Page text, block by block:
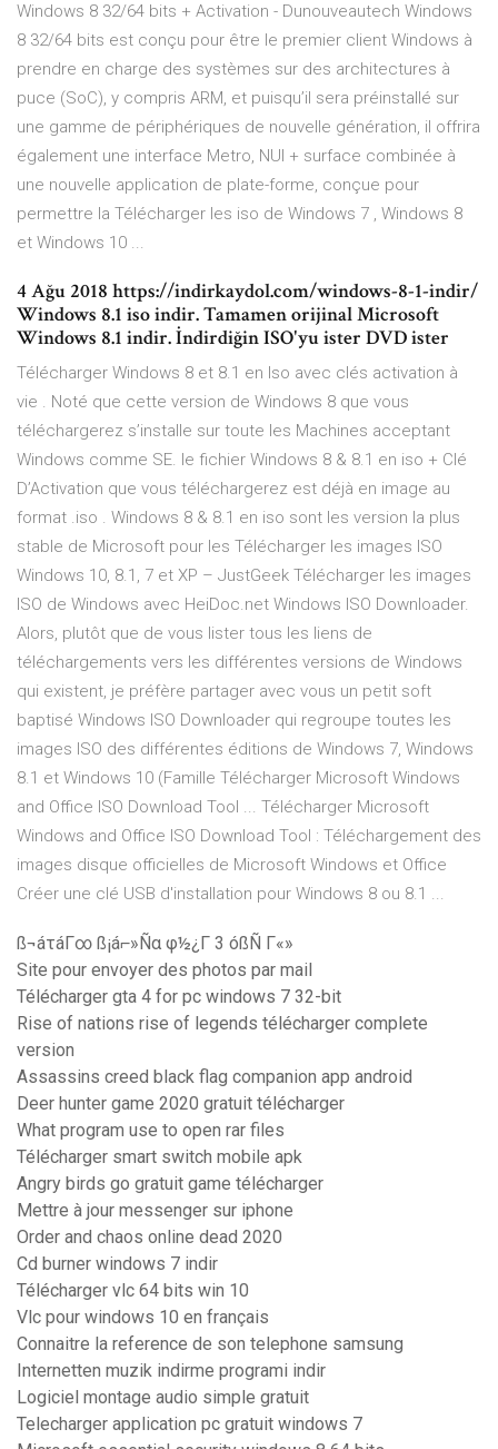
Windows 8 32/64 bits + Activation - Dunouveautech Windows
8 32/64 bits est conçu pour être le premier client Windows à
prendre en charge des systèmes sur des architectures à
puce (SoC), y compris ARM, et puisqu’il sera préinstallé sur
une gamme de périphériques de nouvelle génération, il offrira
également une interface Metro, NUI + surface combinée à
une nouvelle application de plate-forme, conçue pour
permettre la Télécharger les iso de Windows 7 , Windows 8
et Windows 10 ...
4 Ağu 2018 https://indirkaydol.com/windows-8-1-indir/
Windows 8.1 iso indir. Tamamen orijinal Microsoft
Windows 8.1 indir. İndirdiğin ISO'yu ister DVD ister
Télécharger Windows 8 et 8.1 en Iso avec clés activation à
vie . Noté que cette version de Windows 8 que vous
téléchargerez s’installe sur toute les Machines acceptant
Windows comme SE. le fichier Windows 8 & 8.1 en iso + Clé
D’Activation que vous téléchargerez est déjà en image au
format .iso . Windows 8 & 8.1 en iso sont les version la plus
stable de Microsoft pour les Télécharger les images ISO
Windows 10, 8.1, 7 et XP – JustGeek Télécharger les images
ISO de Windows avec HeiDoc.net Windows ISO Downloader.
Alors, plutôt que de vous lister tous les liens de
téléchargements vers les différentes versions de Windows
qui existent, je préfère partager avec vous un petit soft
baptisé Windows ISO Downloader qui regroupe toutes les
images ISO des différentes éditions de Windows 7, Windows
8.1 et Windows 10 (Famille Télécharger Microsoft Windows
and Office ISO Download Tool ... Télécharger Microsoft
Windows and Office ISO Download Tool : Téléchargement des
images disque officielles de Microsoft Windows et Office
Créer une clé USB d'installation pour Windows 8 ou 8.1 ...
ß¬áτáΓ∞ ß¡á⌐»Ñα φ½¿Γ 3 óßÑ Γ«»
Site pour envoyer des photos par mail
Télécharger gta 4 for pc windows 7 32-bit
Rise of nations rise of legends télécharger complete
version
Assassins creed black flag companion app android
Deer hunter game 2020 gratuit télécharger
What program use to open rar files
Télécharger smart switch mobile apk
Angry birds go gratuit game télécharger
Mettre à jour messenger sur iphone
Order and chaos online dead 2020
Cd burner windows 7 indir
Télécharger vlc 64 bits win 10
Vlc pour windows 10 en français
Connaitre la reference de son telephone samsung
Internetten muzik indirme programi indir
Logiciel montage audio simple gratuit
Telecharger application pc gratuit windows 7